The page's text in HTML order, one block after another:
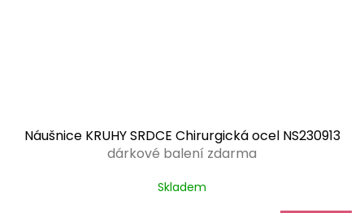
Náušnice KRUHY SRDCE Chirurgická ocel NS230913
dárkové balení zdarma
Skladem